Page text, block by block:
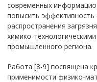
современных
повысить эффективность
распространения
химико-
промышленного региона.
Работа [8-9] посвящена
применимости физико-